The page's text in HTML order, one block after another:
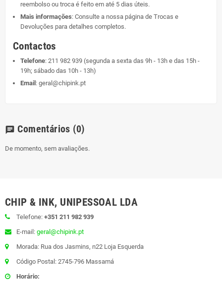
reembolso ou troca é feito em até 5 dias úteis.
Mais informações: Consulte a nossa página de Trocas e
Devoluções para detalhes completos.
Contactos
Telefone: 211 982 939 (segunda a sexta das 9h - 13h e das 15h -
19h; sábado das 10h - 13h)
Email : geral@chipink.pt
chat Comentários (0)
De momento, sem avaliações.
CHIP & INK, UNIPESSOAL LDA
Telefone: +351 211 982 939
E-mail: geral@chipink.pt
Morada: Rua dos Jasmins, n22 Loja Esquerda
Código Postal: 2745-796 Massamá
Horário: